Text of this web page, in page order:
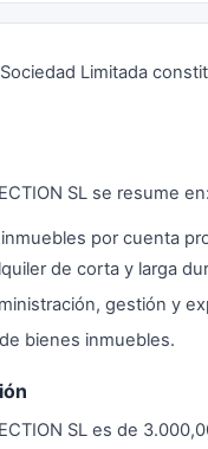
Sociedad Limitada
SL se resume en:
por cuenta
de corta y larga
gestión y
bienes inmuebles.
SL es de